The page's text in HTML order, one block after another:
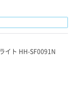
イト HH-SF0091N